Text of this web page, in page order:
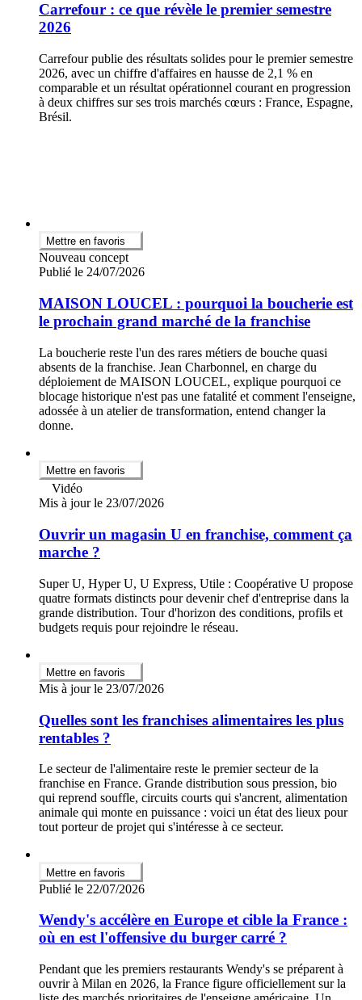
Carrefour : ce que révèle le premier semestre
2026
Carrefour publie des résultats solides pour le premier semestre
2026, avec un chiffre d'affaires en hausse de 2,1 % en
comparable et un résultat opérationnel courant en progression
à deux chiffres sur ses trois marchés cœurs : France, Espagne,
Brésil.
Mettre en favoris
Nouveau concept
Publié le 24/07/2026
MAISON LOUCEL : pourquoi la boucherie est
le prochain grand marché de la franchise
La boucherie reste l'un des rares métiers de bouche quasi
absents de la franchise. Jean Charbonnel, en charge du
déploiement de MAISON LOUCEL, explique pourquoi ce
blocage historique n'est pas une fatalité et comment l'enseigne,
adossée à un atelier de transformation, entend changer la
donne.
Mettre en favoris
Vidéo
Mis à jour le 23/07/2026
Ouvrir un magasin U en franchise, comment ça
marche ?
Super U, Hyper U, U Express, Utile : Coopérative U propose
quatre formats distincts pour devenir chef d'entreprise dans la
grande distribution. Tour d'horizon des conditions, profils et
budgets requis pour rejoindre le réseau.
Mettre en favoris
Mis à jour le 23/07/2026
Quelles sont les franchises alimentaires les plus
rentables ?
Le secteur de l'alimentaire reste le premier secteur de la
franchise en France. Grande distribution sous pression, bio
qui reprend souffle, circuits courts qui s'ancrent, alimentation
animale qui monte en puissance : voici un état des lieux pour
tout porteur de projet qui s'intéresse à ce secteur.
Mettre en favoris
Publié le 22/07/2026
Wendy's accélère en Europe et cible la France :
où en est l'offensive du burger carré ?
Pendant que les premiers restaurants Wendy's se préparent à
ouvrir à Milan en 2026, la France figure officiellement sur la